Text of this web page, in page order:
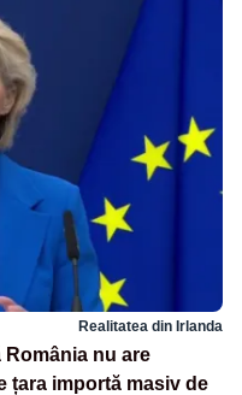
Realitatea din Irlanda
nu are
țara importă masiv de